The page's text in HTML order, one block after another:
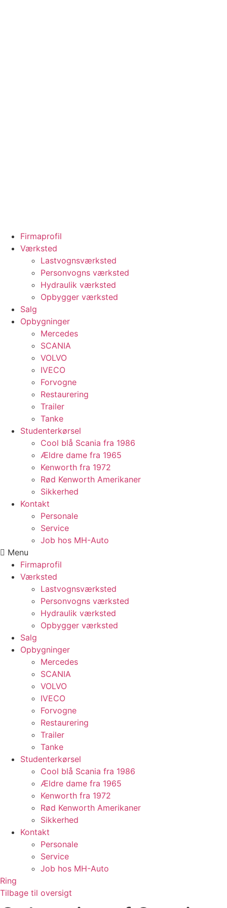
Firmaprofil
Værksted
Lastvognsværksted
Personvogns værksted
Hydraulik værksted
Opbygger værksted
Salg
Opbygninger
Mercedes
SCANIA
VOLVO
IVECO
Forvogne
Restaurering
Trailer
Tanke
Studenterkørsel
Cool blå Scania fra 1986
Ældre dame fra 1965
Kenworth fra 1972
Rød Kenworth Amerikaner
Sikkerhed
Kontakt
Personale
Service
Job hos MH-Auto
Menu
Firmaprofil
Værksted
Lastvognsværksted
Personvogns værksted
Hydraulik værksted
Opbygger værksted
Salg
Opbygninger
Mercedes
SCANIA
VOLVO
IVECO
Forvogne
Restaurering
Trailer
Tanke
Studenterkørsel
Cool blå Scania fra 1986
Ældre dame fra 1965
Kenworth fra 1972
Rød Kenworth Amerikaner
Sikkerhed
Kontakt
Personale
Service
Job hos MH-Auto
Ring
Tilbage til oversigt